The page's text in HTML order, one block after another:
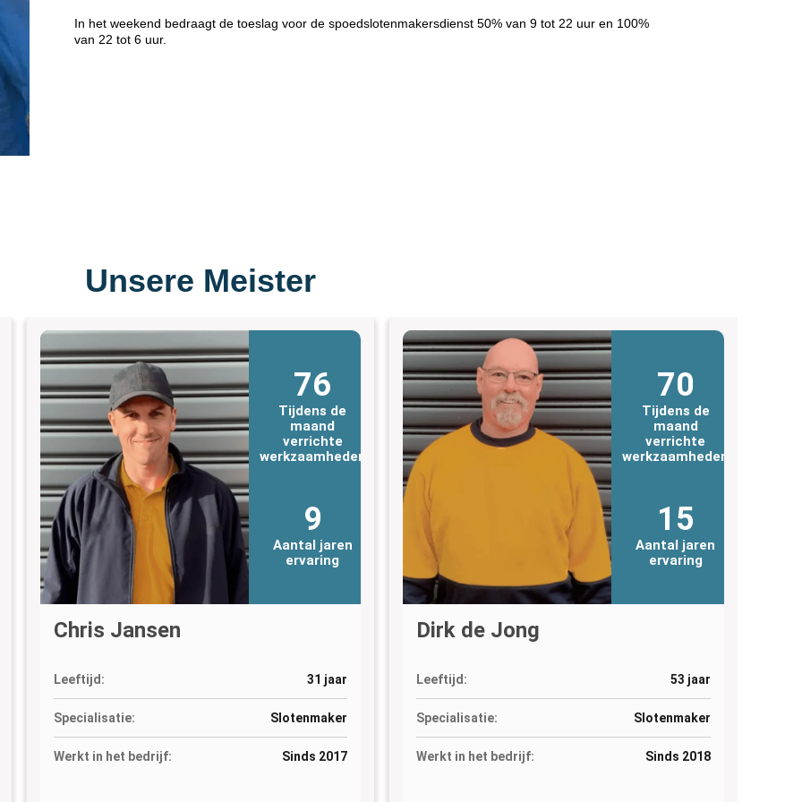
In het weekend bedraagt de toeslag voor de spoedslotenmakersdienst 50% van 9 tot 22 uur en 100%
van 22 tot 6 uur.
Unsere Meister
76
Tijdens de
maand
verrichte
werkzaamheden
9
Aantal jaren
ervaring
Chris Jansen
Leeftijd: 31 jaar
Specialisatie: Slotenmaker
Werkt in het bedrijf: Sinds 2017
70
Tijdens de
maand
verrichte
werkzaamheden
15
Aantal jaren
ervaring
Dirk de Jong
Leeftijd: 53 jaar
Specialisatie: Slotenmaker
Werkt in het bedrijf: Sinds 2018